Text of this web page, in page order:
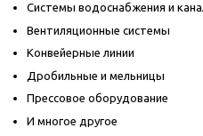
Системы водоснабжения и
Вентиляционные системы
Конвейерные линии
Дробильные и мельницы
Прессовое оборудование
И многое другое